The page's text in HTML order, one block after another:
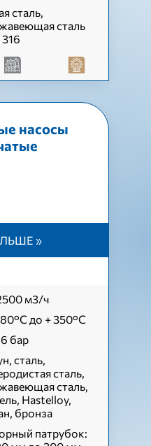
сталь,
сталь
316
насосы
»
м3/ч
до + 350°C
бар
сталь,
сталь,
сталь,
Hastelloy,
бронза
патрубок: